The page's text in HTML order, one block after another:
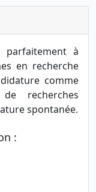
à
en recherche
comme
recherches
spontanée.
: